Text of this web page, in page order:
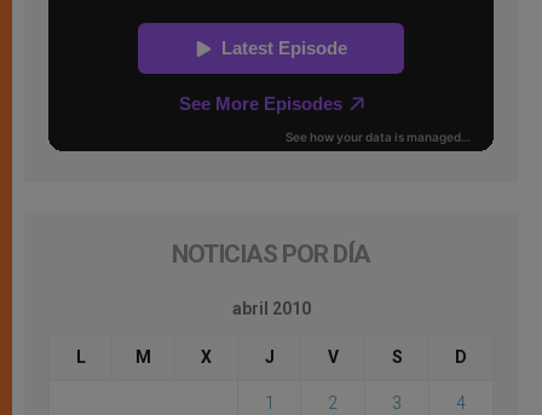
NOTICIAS POR DÍA
abril 2010
L M X J V S D
1 2 3 4